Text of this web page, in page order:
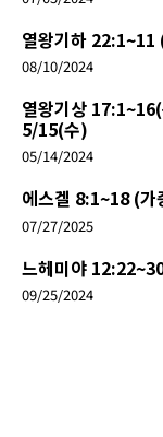
열왕기하 22:1~11
08/10/2024
열왕기상
5/15(수)
05/14/2024
에스겔 8:1~18 (가
07/27/2025
느헤미야
09/25/2024